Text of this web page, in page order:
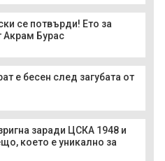
се потвърди! Ето за
Акрам Бурас
е бесен след загубата от
заради ЦСКА 1948 и
което е уникално за